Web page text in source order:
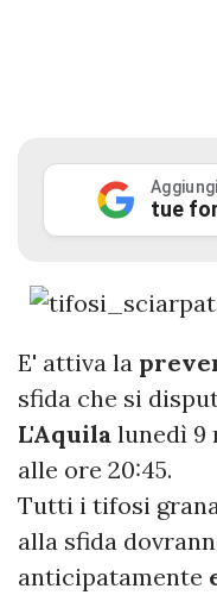
tue
E' attiva la
sfida che si
L'Aquila lunedì 9
alle ore 20:45.
Tutti i tifosi
alla sfida
anticipatamente